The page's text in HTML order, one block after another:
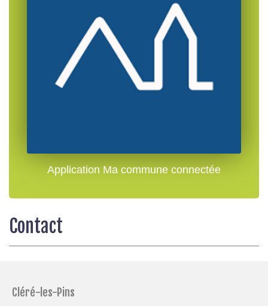
Application Ma commune connectée
Contact
Cléré-les-Pins